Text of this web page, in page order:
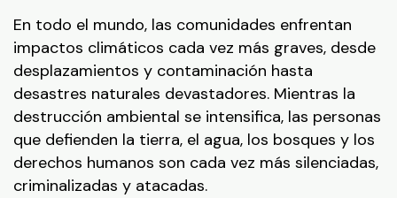
En todo el mundo, las comunidades enfrentan
impactos climáticos cada vez más graves, desde
desplazamientos y contaminación hasta
desastres naturales devastadores. Mientras la
destrucción ambiental se intensifica, las personas
que defienden la tierra, el agua, los bosques y los
derechos humanos son cada vez más silenciadas,
criminalizadas y atacadas.